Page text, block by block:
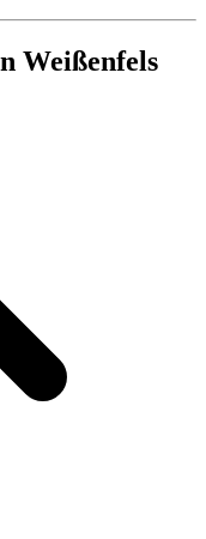
Weißenfels